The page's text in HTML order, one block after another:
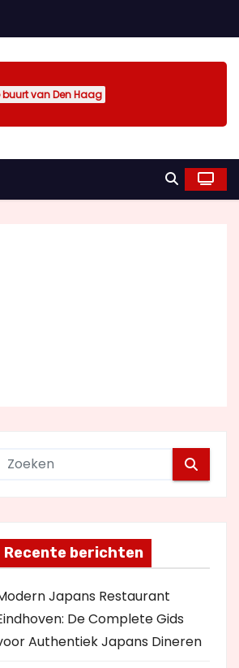
van Den Haag
Recente berichten
Japans Restaurant
De Complete Gids
Authentiek Japans Dineren